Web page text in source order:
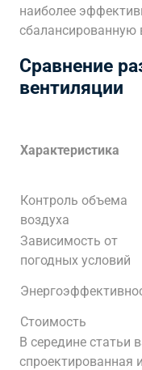
наиболее
сбалансированную
Сравнение
вентиляции
Характеристика
Контроль объема
воздуха
Зависимость от
погодных условий
Стоимость
В середине статьи
спроектированная